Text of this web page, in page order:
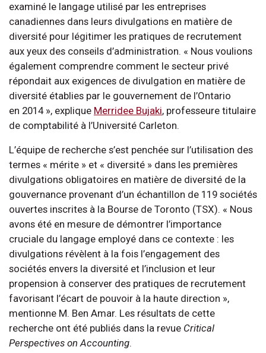
examiné le langage utilisé par les entreprises
canadiennes dans leurs divulgations en matière de
diversité pour légitimer les pratiques de recrutement
aux yeux des conseils d’administration. « Nous voulions
également comprendre comment le secteur privé
répondait aux exigences de divulgation en matière de
diversité établies par le gouvernement de l’Ontario
en 2014 », explique Merridee Bujaki, professeure titulaire
de comptabilité à l’Université Carleton.
L’équipe de recherche s’est penchée sur l’utilisation des
termes « mérite » et « diversité » dans les premières
divulgations obligatoires en matière de diversité de la
gouvernance provenant d’un échantillon de 119 sociétés
ouvertes inscrites à la Bourse de Toronto (TSX). « Nous
avons été en mesure de démontrer l’importance
cruciale du langage employé dans ce contexte : les
divulgations révèlent à la fois l’engagement des
sociétés envers la diversité et l’inclusion et leur
propension à conserver des pratiques de recrutement
favorisant l’écart de pouvoir à la haute direction »,
mentionne M. Ben Amar. Les résultats de cette
recherche ont été publiés dans la revue Critical
Perspectives on Accounting.